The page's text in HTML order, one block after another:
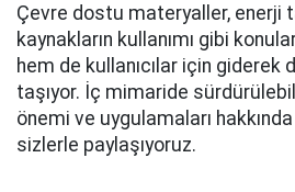
Çevre dostu materyaller, enerji
kaynakların kullanımı gibi
hem de kullanıcılar için giderek
taşıyor. İç mimaride
önemi ve uygulamaları
sizlerle paylaşıyoruz.